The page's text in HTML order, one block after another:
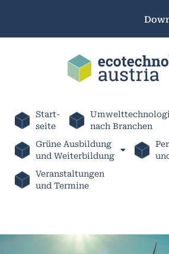
Start-
seite
nach Branchen
Grüne Ausbildung
und Weiterbildung
Veranstaltungen
und Termine